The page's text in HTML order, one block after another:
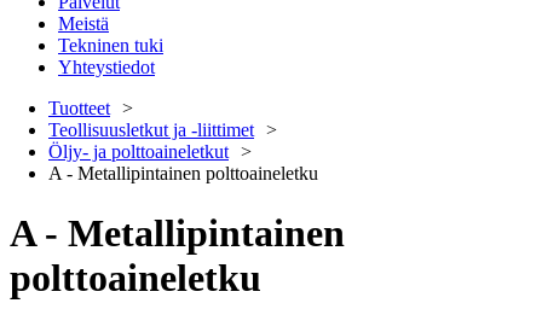
Meistä
Tekninen tuki
Yhteystiedot
Tuotteet
Teollisuusletkut ja -liittimet
Öljy- ja polttoaineletkut
A - Metallipintainen polttoaineletku
A - Metallipintainen
polttoaineletku